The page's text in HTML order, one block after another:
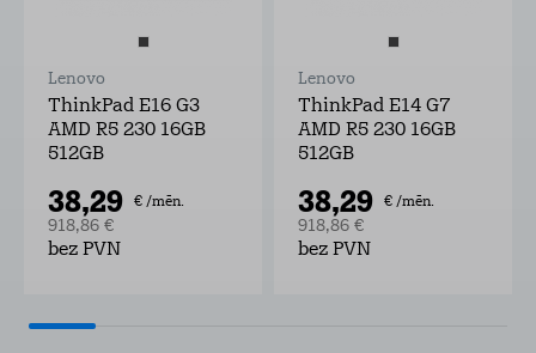
Lenovo
ThinkPad E16 G3
AMD R5 230 16GB
512GB
38,29 € /mēn.
918,86 €
bez PVN
Lenovo
ThinkPad E14 G7
AMD R5 230 16GB
512GB
38,29 € /mēn.
918,86 €
bez PVN